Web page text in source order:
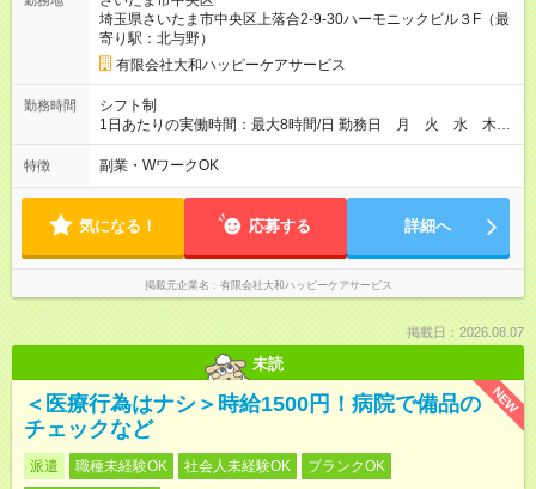
埼玉県さいたま市中央区上落合2-9-30ハーモニックビル３F（最
寄り駅：北与野）
有限会社大和ハッピーケアサービス
勤務時間
シフト制
1日あたりの実働時間：最大8時間/日 勤務日 月 火 水 木
金のうち週２日以上 土日休み シフト勤務パターン 8：00～17：
00 8：30～17：30 9：00～18：00 10：00～19：00
特徴 副業・WワークOK
気になる！ 応募する 詳細へ
掲載元企業名 有限会社大和ハッピーケアサービス
掲載日：2026.08.07
未読
NEW
＜医療行為はナシ＞時給1500円！病院で備品の
チェックなど
派遣 職種未経験OK 社会人未経験OK
ブランクOK